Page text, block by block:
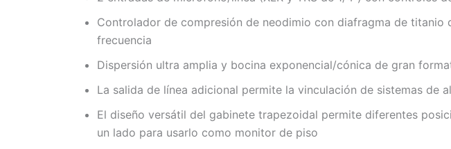
Controlador de compresión de neodimio con diafragma de titanio
frecuencia
Dispersión ultra amplia y bocina exponencial/cónica de gran
La salida de línea adicional permite la vinculación de sistemas de
El diseño versátil del gabinete trapezoidal permite diferentes
un lado para usarlo como monitor de piso